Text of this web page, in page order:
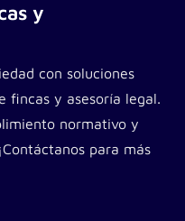
y
con soluciones
fincas y asesoría legal.
normativo y
para más